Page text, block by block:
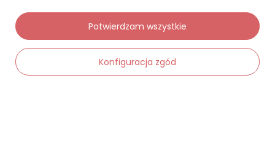
Moje zamówienia
Status zamówienia
Śledzenie przesyłki
Konfiguracja zgód
Potwierdzam wszystkie